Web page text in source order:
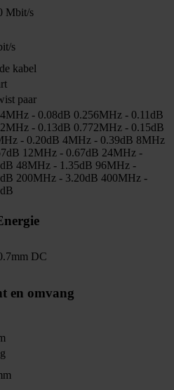
Mbit/s
s
kabel
paar
- 0.08dB 0.256MHz - 0.11dB
- 0.13dB 0.772MHz - 0.15dB
- 0.20dB 4MHz - 0.39dB 8MHz
12MHz - 0.67dB 24MHz -
48MHz - 1.35dB 96MHz -
200MHz - 3.20dB 400MHz -
DC
en omvang